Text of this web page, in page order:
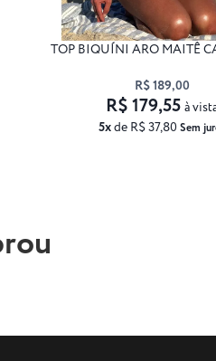
TOP BIQUÍNI ARO MAITÊ
R$ 189,00
5xde R$ 37,80 Sem
R$ 179,55 à